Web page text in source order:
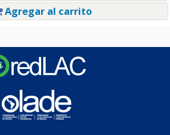
Agregar al carrito